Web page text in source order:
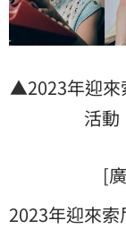
▲2023年迎來
活動
[
2023年迎來索